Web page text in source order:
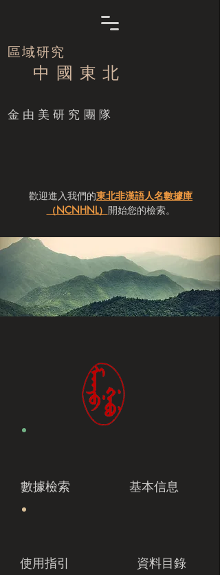
區域研究
中 國 東 北
​金由美研究團隊
歡迎進入我們的東北非漢語人名數據庫
（NCNHNL） 開始您的檢索。
數據檢索 基本信息
使用指引 資料目錄